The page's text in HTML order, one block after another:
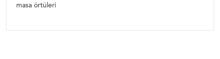
masa örtüleri